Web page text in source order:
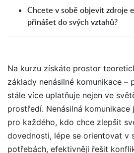
Chcete v sobě objevit zdroje
přinášet do svých vztahů?
Na kurzu získáte prostor
základy nenásilné komunikace –
stále více uplatňuje nejen ve
prostředí. Nenásilná komunikace
pro každého, kdo chce zlepšit
dovednosti, lépe se orientovat v
potřebách, efektivněji řešit